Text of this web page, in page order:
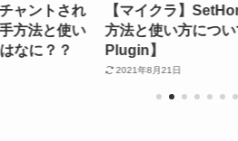
ャントされ
方法と使い
なに？？
【マイクラ】
方法と使い方につ
Plugin】
2021年8月21日